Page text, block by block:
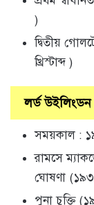
)
দ্বিতীয়
খ্রিস্টাব্দ )
লর্ড উইলিংডন
সময়কাল :
রামসে
ঘোষণা (১৯৩১
পুনা চুক্তি